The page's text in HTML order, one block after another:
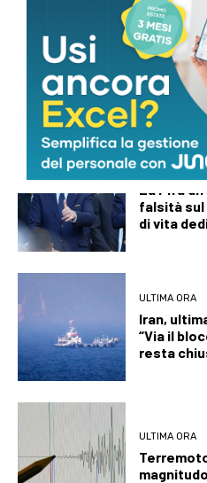
ULTIMA ORA
Malagò:
Mancini è
ULTIMA ORA
falsità sul
di vita
ULTIMA ORA
Iran,
“Via il
resta
ULTIMA ORA